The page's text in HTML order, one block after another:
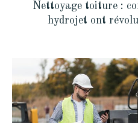
Nettoyage toiture :
hydrojet ont